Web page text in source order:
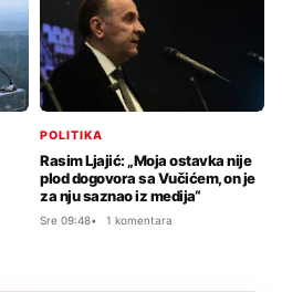
POLITIKA
Rasim Ljajić: „Moja ostavka nije
plod dogovora sa Vučićem, on je
za nju saznao iz medija“
Sre 09:48 1 komentara